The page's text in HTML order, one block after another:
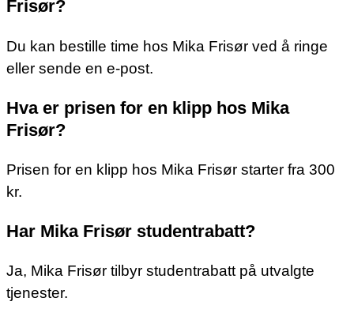
Frisør?
Du kan bestille time hos Mika Frisør ved å ringe
eller sende en e-post.
Hva er prisen for en klipp hos Mika
Frisør?
Prisen for en klipp hos Mika Frisør starter fra 300
kr.
Har Mika Frisør studentrabatt?
Ja, Mika Frisør tilbyr studentrabatt på utvalgte
tjenester.